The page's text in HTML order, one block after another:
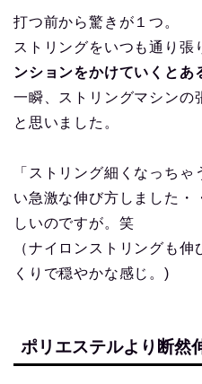
打つ前から驚きが１つ。
ストリングをいつも通り張
ンションをかけていくとあ
一瞬、ストリングマシンの
と思いました。
「ストリング細くなっち
い急激な伸び方しました・
しいのですが。笑
（ナイロンストリングも
くりで穏やかな感じ。)
ポリエステルより断然